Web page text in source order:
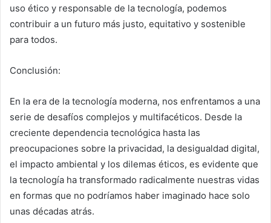
uso ético y responsable de la tecnología, podemos
contribuir a un futuro más justo, equitativo y sostenible
para todos.
Conclusión:
En la era de la tecnología moderna, nos enfrentamos a una
serie de desafíos complejos y multifacéticos. Desde la
creciente dependencia tecnológica hasta las
preocupaciones sobre la privacidad, la desigualdad digital,
el impacto ambiental y los dilemas éticos, es evidente que
la tecnología ha transformado radicalmente nuestras vidas
en formas que no podríamos haber imaginado hace solo
unas décadas atrás.